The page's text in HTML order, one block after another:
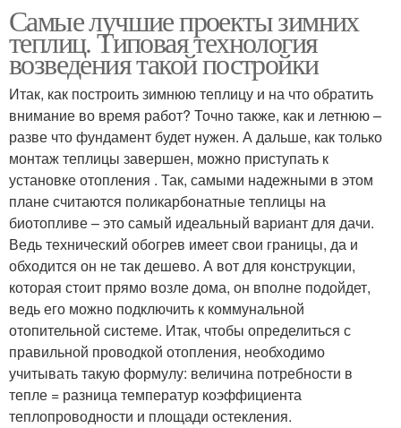
Самые лучшие проекты зимних
теплиц. Типовая технология
возведения такой постройки
Итак, как построить зимнюю теплицу и на что обратить
внимание во время работ? Точно также, как и летнюю –
разве что фундамент будет нужен. А дальше, как только
монтаж теплицы завершен, можно приступать к
установке отопления . Так, самыми надежными в этом
плане считаются поликарбонатные теплицы на
биотопливе – это самый идеальный вариант для дачи.
Ведь технический обогрев имеет свои границы, да и
обходится он не так дешево. А вот для конструкции,
которая стоит прямо возле дома, он вполне подойдет,
ведь его можно подключить к коммунальной
отопительной системе. Итак, чтобы определиться с
правильной проводкой отопления, необходимо
учитывать такую формулу: величина потребности в
тепле = разница температур коэффициента
теплопроводности и площади остекления.